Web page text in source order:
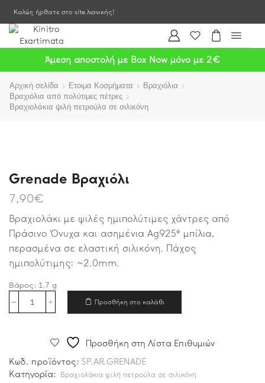
Καλώς ήρθατε στο site λιανικής!
Άμεση αποστολή με Box Now μόνο με 2€
Αρχική σελίδα Ετοιμα Κοσμήματα
Βραχιόλια
Βραχιόλια από πολύτιμες πέτρες
Βραχιολάκια ψιλή πετρούλα σε σιλικόνη
Grenade Βραχιόλι
7,90€
Βραχιολάκι με ψιλές ημιπολύτιμες χάντρες από
Πράσινο Όνυχα και ασημένια Ag925° μπίλια,
περασμένα σε ελαστική σιλικόνη. Πάχος
ημιπολύτιμης: ~2.0mm.
Βάρος: 1.7 g
Προσθήκη στο καλάθι
Προσθήκη στη Λίστα Επιθυμιών
Κωδ. προϊόντος: SP.AR.GRENADE
Κατηγορία:
Βραχιολάκια ψιλή πετρούλα σε σιλικόνη